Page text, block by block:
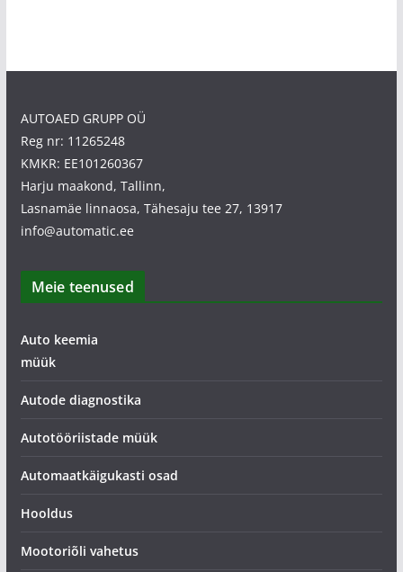
AUTOAED GRUPP OÜ
Reg nr: 11265248
KMKR: EE101260367
Harju maakond, Tallinn,
Lasnamäe linnaosa, Tähesaju tee 27, 13917
info@automatic.ee
Meie teenused
Auto keemia
müük
Autode diagnostika
Autotööriistade müük
Automaatkäigukasti osad
Hooldus
Mootoriõli vahetus